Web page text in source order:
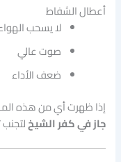
أعطال الشفاط
لا يسحب
صوت عالي
ضعف الأداء
إذا ظهرت أي من هذه
جاز في كفر الشيخ